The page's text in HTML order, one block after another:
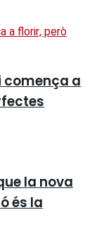
comença a
la nova
és la